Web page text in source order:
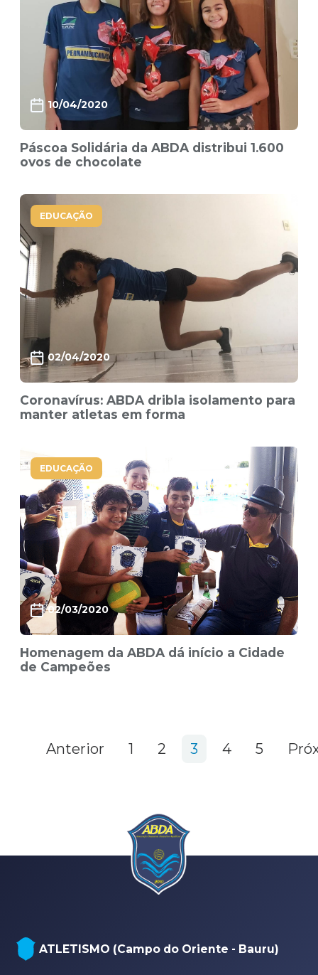
10/04/2020
Páscoa Solidária da ABDA distribui 1.600
ovos de chocolate
EDUCAÇÃO
02/04/2020
Coronavírus: ABDA dribla isolamento para
manter atletas em forma
EDUCAÇÃO
02/03/2020
Homenagem da ABDA dá início a Cidade
de Campeões
Anterior 1 2 3 4 5
NATAÇÃO, PARANATAÇÃO E POLO
AQUÁTICO (Arena - sede Bauru)